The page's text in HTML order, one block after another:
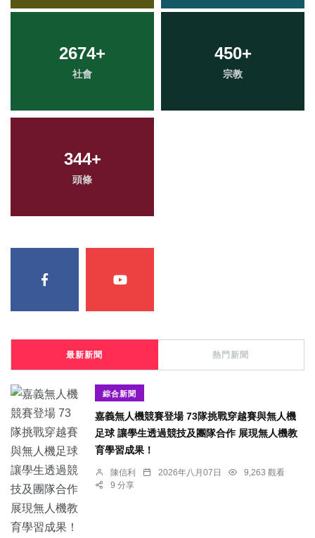
2674+
社會
450+
宗教
344+
頭條
最新新聞 熱門新聞
綜合新聞
嘉義無人機競賽登場 73隊挑戰穿越賽與無人機
足球 讓學生透過競技及團隊合作 展現無人機教
育學習成果！
陳信利 2026年八月07日
9,263 觀看
9 分享